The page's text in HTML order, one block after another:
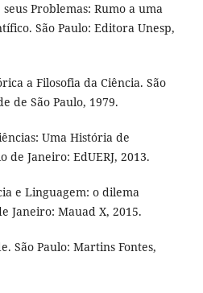
Problemas: Rumo a uma
São Paulo: Editora Unesp,
a Filosofia da Ciência. São
de São Paulo, 1979.
Uma História de
de Janeiro: EdUERJ, 2013.
e Linguagem: o dilema
Janeiro: Mauad X, 2015.
São Paulo: Martins Fontes,